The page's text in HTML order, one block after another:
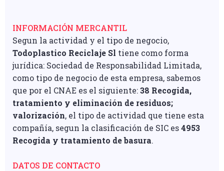
INFORMACIÓN MERCANTIL
Segun la actividad y el tipo de negocio,
Todoplastico Reciclaje Sl tiene como forma
jurídica: Sociedad de Responsabilidad Limitada,
como tipo de negocio de esta empresa, sabemos
que por el CNAE es el siguiente:38 Recogida,
tratamiento y eliminación de residuos;
valorización, el tipo de actividad que tiene esta
compañía, segun la clasificación de SIC es4953
Recogida y tratamiento de basura.
DATOS DE CONTACTO